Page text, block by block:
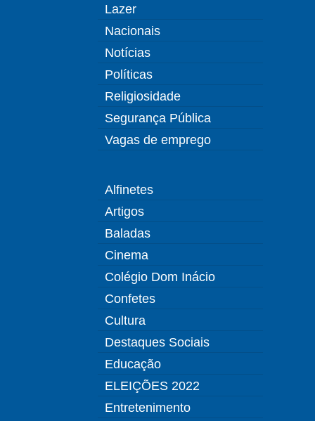
Lazer
Nacionais
Notícias
Políticas
Religiosidade
Segurança Pública
Vagas de emprego
Alfinetes
Artigos
Baladas
Cinema
Colégio Dom Inácio
Confetes
Cultura
Destaques Sociais
Educação
ELEIÇÕES 2022
Entretenimento